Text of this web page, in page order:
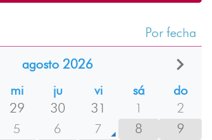
Por fecha
agosto 2026
mi ju vi sá
do
29 30 31 1
2
5 6 7 8
9